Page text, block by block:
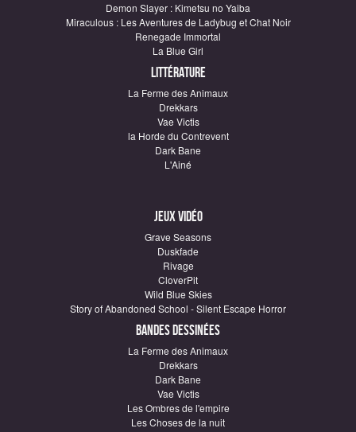
Demon Slayer : Kimetsu no Yaiba
Miraculous : Les Aventures de Ladybug et Chat Noir
Renegade Immortal
La Blue Girl
Littérature
La Ferme des Animaux
Drekkars
Vae Victis
la Horde du Contrevent
Dark Bane
L'Ainé
Jeux vidéo
Grave Seasons
Duskfade
Rivage
CloverPit
Wild Blue Skies
Story of Abandoned School - Silent Escape Horror
Bandes dessinées
La Ferme des Animaux
Drekkars
Dark Bane
Vae Victis
Les Ombres de l'empire
Les Choses de la nuit